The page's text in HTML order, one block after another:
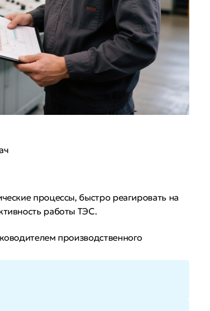
процессы, быстро реагировать на
работы ТЭС.
производственного